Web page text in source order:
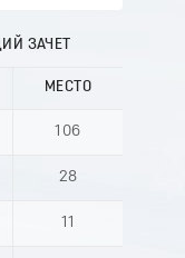
ЗАЧЕТ
МЕСТО
106
28
11